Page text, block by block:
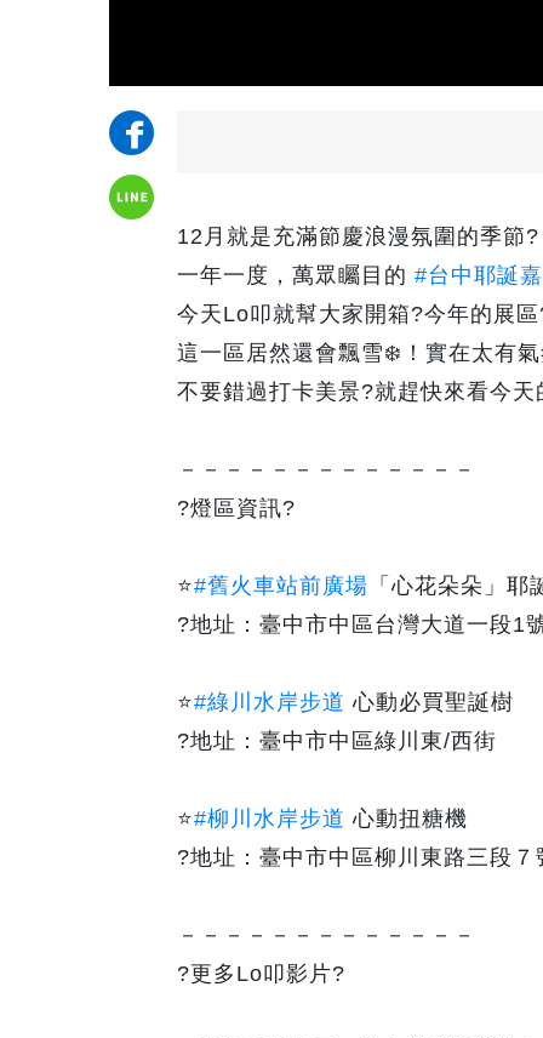
12月就是充滿節慶浪漫氛圍的季節?
一年一度，萬眾矚目的 #台中耶誕
今天Lo叩就幫大家開箱?今年的展區
這一區居然還會飄雪❄️！實在太有氣
不要錯過打卡美景?就趕快來看今天
－－－－－－－－－－－－－
?燈區資訊?
⭐️#舊火車站前廣場 「心花朵朵」耶
?地址：臺中市中區台灣大道一段1
⭐️#綠川水岸步道 心動必買聖誕樹
?地址：臺中市中區綠川東/西街
⭐️#柳川水岸步道 心動扭糖機
?地址：臺中市中區柳川東路三段７
－－－－－－－－－－－－－
?更多Lo叩影片?